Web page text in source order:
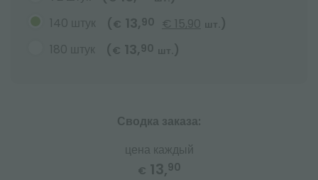
140 штук
( € 13, 90 € 15,90 шт. )
180 штук
( € 13, 90 шт. )
Сводка заказа:
цена каждый
€ 13,90